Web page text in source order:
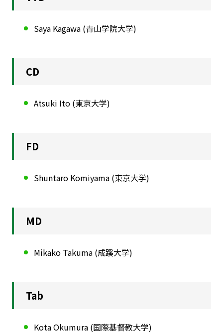
Saya Kagawa (青山学院大学)
CD
Atsuki Ito (東京大学)
FD
Shuntaro Komiyama (東京大学)
MD
Mikako Takuma (成蹊大学)
Tab
Kota Okumura (国際基督教大学)